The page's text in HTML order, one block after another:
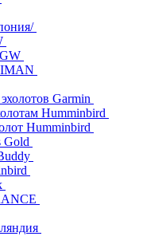
Garmin
Humminbird
Humminbird
Gold